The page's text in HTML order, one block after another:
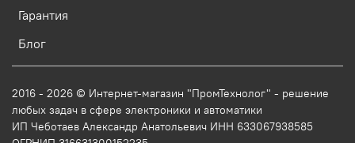
Гарантия
Блог
2016 - 2026 © Интернет-магазин "ПромТехнолог" - решение
любых задач в сфере электроники и автоматики
ИП Чеботаев Александр Анатольевич ИНН 633067938585